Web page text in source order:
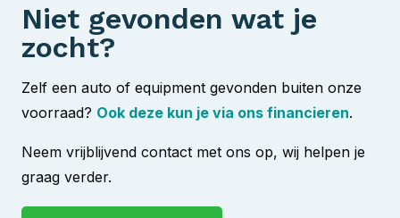
Niet gevonden wat je
zocht?
Zelf een auto of equipment gevonden buiten onze
voorraad? Ook deze kun je via ons financieren.
Neem vrijblijvend contact met ons op, wij helpen je
graag verder.